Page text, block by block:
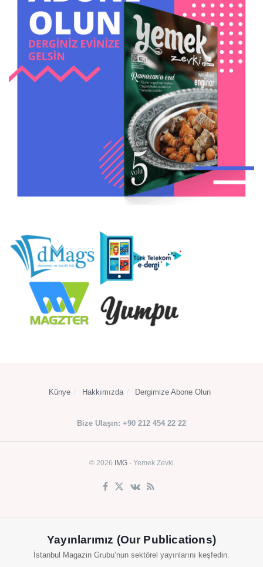
Künye Hakkımızda Dergimize Abone Olun
Bize Ulaşın: +90 212 454 22 22
© 2026 IMG - Yemek Zevki
Yayınlarımız (Our Publications)
İstanbul Magazin Grubu’nun sektörel yayınlarını keşfedin.